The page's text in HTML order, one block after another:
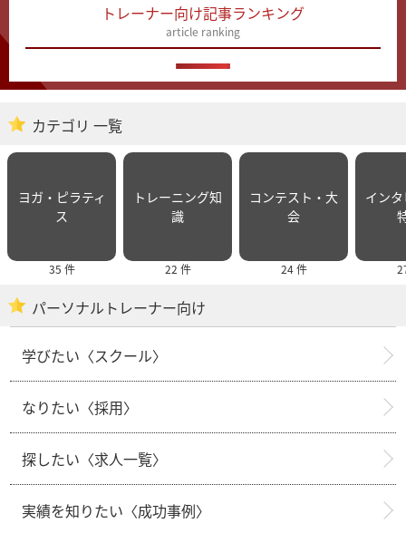
トレーナー向け記事ランキング
article ranking
カテゴリ 一覧
ヨガ・ピラティ
ス
35 件
トレーニング知
識
22 件
コンテスト・大
会
24 件
イン
パーソナルトレーナー向け
学びたい〈スクール〉
なりたい〈採用〉
探したい〈求人一覧〉
実績を知りたい〈成功事例〉